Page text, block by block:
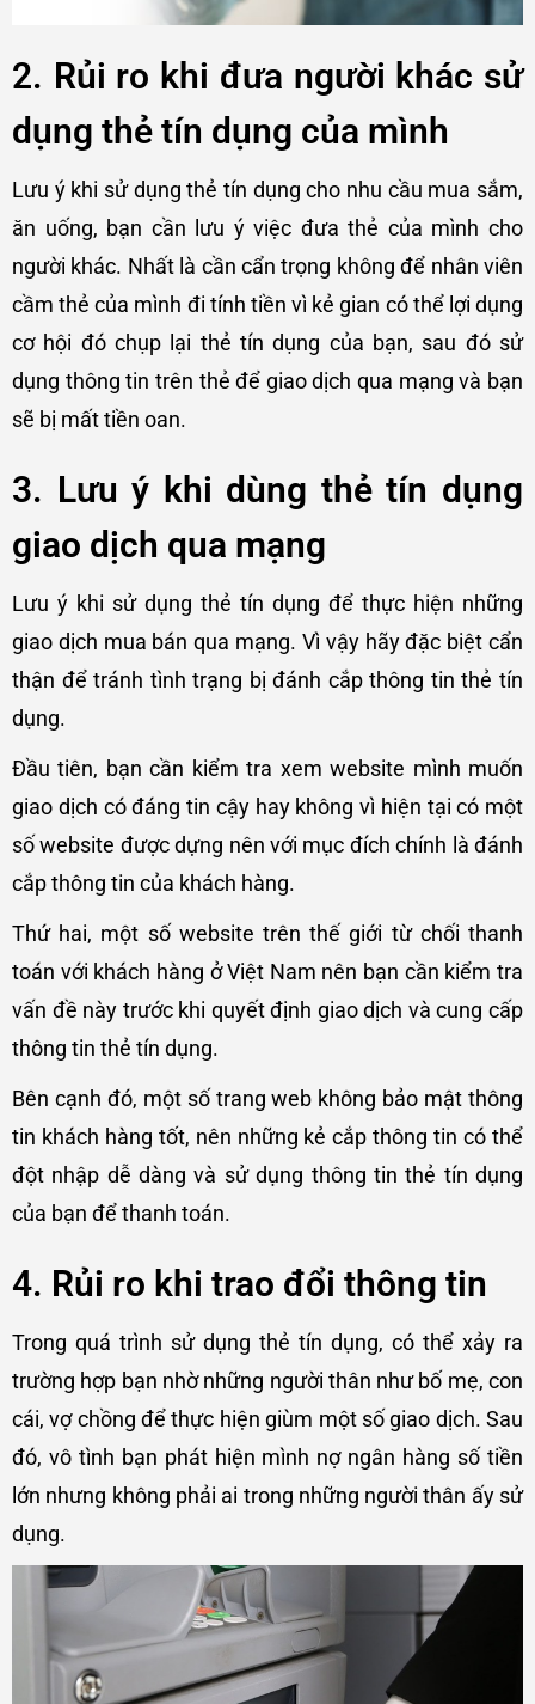
2. Rủi ro khi đưa người khác sử
dụng thẻ tín dụng của mình
Lưu ý khi sử dụng thẻ tín dụng cho nhu cầu mua sắm,
ăn uống, bạn cần lưu ý việc đưa thẻ của mình cho
người khác. Nhất là cần cẩn trọng không để nhân viên
cầm thẻ của mình đi tính tiền vì kẻ gian có thể lợi dụng
cơ hội đó chụp lại thẻ tín dụng của bạn, sau đó sử
dụng thông tin trên thẻ để giao dịch qua mạng và bạn
sẽ bị mất tiền oan.
3. Lưu ý khi dùng thẻ tín dụng
giao dịch qua mạng
Lưu ý khi sử dụng thẻ tín dụng để thực hiện những
giao dịch mua bán qua mạng. Vì vậy hãy đặc biệt cẩn
thận để tránh tình trạng bị đánh cắp thông tin thẻ tín
dụng.
Đầu tiên, bạn cần kiểm tra xem website mình muốn
giao dịch có đáng tin cậy hay không vì hiện tại có một
số website được dựng nên với mục đích chính là đánh
cắp thông tin của khách hàng.
Thứ hai, một số website trên thế giới từ chối thanh
toán với khách hàng ở Việt Nam nên bạn cần kiểm tra
vấn đề này trước khi quyết định giao dịch và cung cấp
thông tin thẻ tín dụng.
Bên cạnh đó, một số trang web không bảo mật thông
tin khách hàng tốt, nên những kẻ cắp thông tin có thể
đột nhập dễ dàng và sử dụng thông tin thẻ tín dụng
của bạn để thanh toán.
4. Rủi ro khi trao đổi thông tin
Trong quá trình sử dụng thẻ tín dụng, có thể xảy ra
trường hợp bạn nhờ những người thân như bố mẹ, con
cái, vợ chồng để thực hiện giùm một số giao dịch. Sau
đó, vô tình bạn phát hiện mình nợ ngân hàng số tiền
lớn nhưng không phải ai trong những người thân ấy sử
dụng.